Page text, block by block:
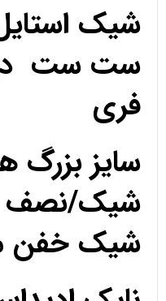
شیک
ست ست
فری
سایز بزرگ
شیک/نصف
شیک خفن